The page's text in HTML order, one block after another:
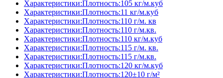
Характеристики:Плотность:105 кг/м.куб
Характеристики:Плотность:11 кг/м.куб
Характеристики:Плотность:110 г/м. кв
Характеристики:Плотность:110 г/м.кв.
Характеристики:Плотность:110 кг/м.куб
Характеристики:Плотность:115 г/м. кв.
Характеристики:Плотность:115 г/м.кв.
Характеристики:Плотность:120 кг/м.куб
Характеристики:Плотность:120±10 г/м²